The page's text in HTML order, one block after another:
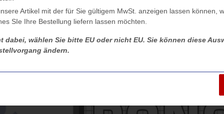
Artikel mit der für Sie gültigem MwSt. anzeigen lassen können,
SIe Ihre Bestellung liefern lassen möchten.
dabei, wählen Sie bitte EU oder nicht EU. Sie können diese
ändern.